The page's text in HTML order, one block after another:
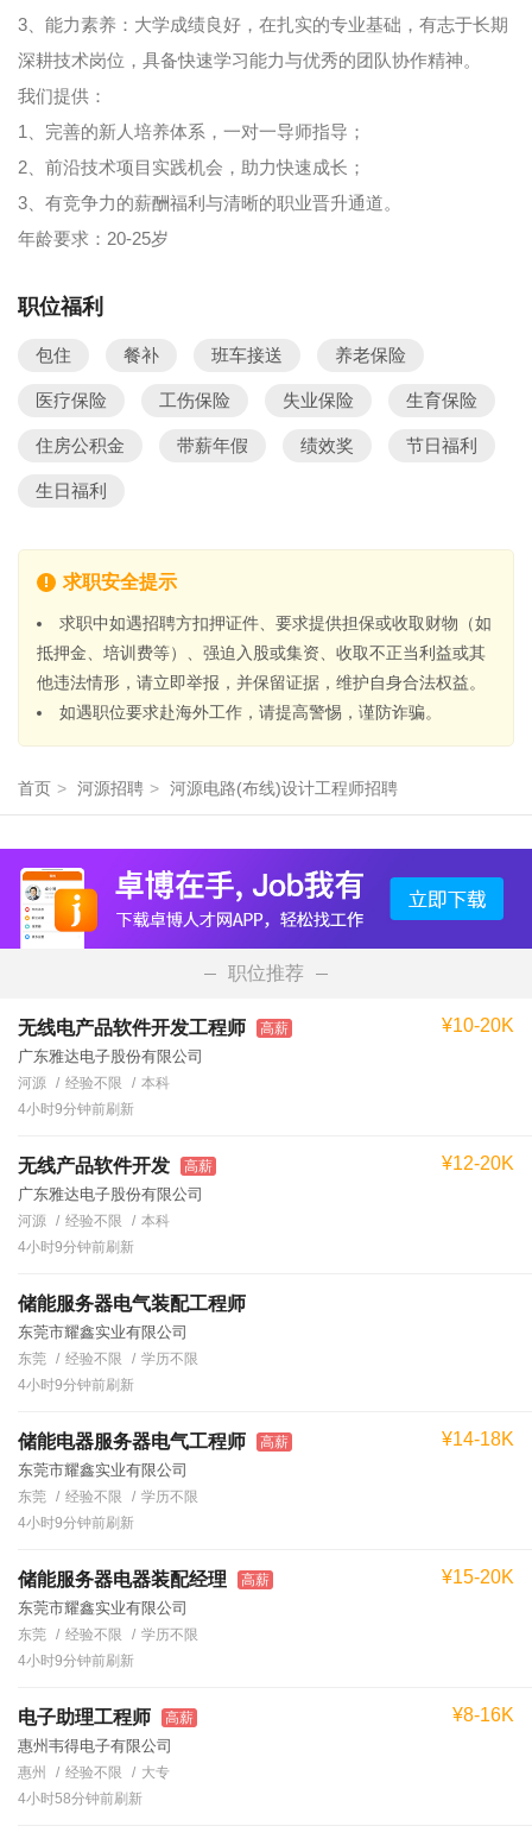
3、能力素养：大学成绩良好，在扎实的专业基础，有志于长期
深耕技术岗位，具备快速学习能力与优秀的团队协作精神。
我们提供：
1、完善的新人培养体系，一对一导师指导；
2、前沿技术项目实践机会，助力快速成长；
3、有竞争力的薪酬福利与清晰的职业晋升通道。
年龄要求：20-25岁
职位福利
包住 餐补 班车接送 养老保险
医疗保险 工伤保险 失业保险 生育保险
住房公积金 带薪年假 绩效奖 节日福利
生日福利
求职安全提示
求职中如遇招聘方扣押证件、要求提供担保或收取财物（如
抵押金、培训费等）、强迫入股或集资、收取不正当利益或其
他违法情形，请立即举报，并保留证据，维护自身合法权益。
如遇职位要求赴海外工作，请提高警惕，谨防诈骗。
首页 > 河源招聘 > 河源电路(布线)设计工程师招聘
职位推荐
无线电产品软件开发工程师 高薪
广东雅达电子股份有限公司
¥10-20K
河源 经验不限
本科
4小时9分钟前刷新
无线产品软件开发 高薪
广东雅达电子股份有限公司
¥12-20K
河源 经验不限
本科
4小时9分钟前刷新
储能服务器电气装配工程师
东莞市耀鑫实业有限公司
东莞 经验不限
学历不限
4小时9分钟前刷新
储能电器服务器电气工程师 高薪
东莞市耀鑫实业有限公司
¥14-18K
东莞 经验不限
学历不限
4小时9分钟前刷新
储能服务器电器装配经理 高薪
东莞市耀鑫实业有限公司
¥15-20K
东莞 经验不限
学历不限
4小时9分钟前刷新
电子助理工程师 高薪
惠州韦得电子有限公司
¥8-16K
惠州 经验不限
大专
4小时58分钟前刷新